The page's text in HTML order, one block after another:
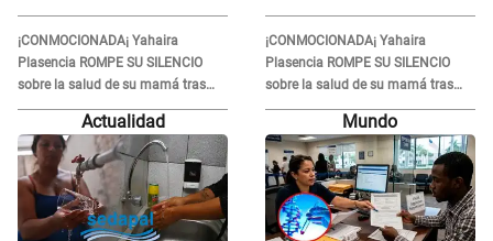
una gran mujer”
¡CONMOCIONADA¡ Yahaira
Plasencia ROMPE SU SILENCIO
sobre la salud de su mamá tras
APARECER en centro oncológico:
“La oración tiene poder”
una gran mujer”
¡CONMOCIONADA¡ Yahaira
Plasencia ROMPE SU SILENCIO
sobre la salud de su mamá tras
APARECER en centro oncológico:
“La oración tiene poder”
Actualidad Mundo